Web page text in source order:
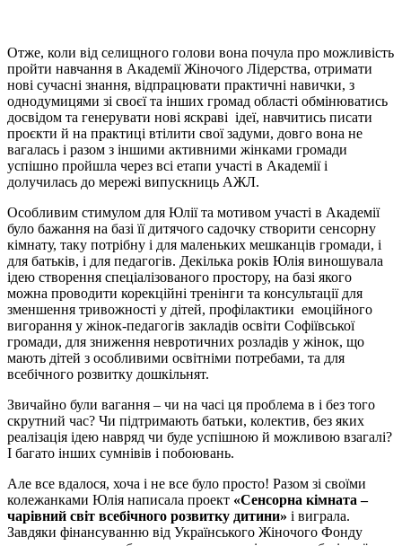
Отже, коли від селищного голови вона почула про можливість
пройти навчання в Академії Жіночого Лідерства, отримати
нові сучасні знання, відпрацювати практичні навички, з
однодумицями зі своєї та інших громад області обмінюватись
досвідом та генерувати нові яскраві ідеї, навчитись писати
проєкти й на практиці втілити свої задуми, довго вона не
вагалась і разом з іншими активними жінками громади
успішно пройшла через всі етапи участі в Академії і
долучилась до мережі випускниць АЖЛ.
Особливим стимулом для Юлії та мотивом участі в Академії
було бажання на базі її дитячого садочку створити сенсорну
кімнату, таку потрібну і для маленьких мешканців громади, і
для батьків, і для педагогів. Декілька років Юлія виношувала
ідею створення спеціалізованого простору, на базі якого
можна проводити корекційні тренінги та консультації для
зменшення тривожності у дітей, профілактики емоційного
вигорання у жінок-педагогів закладів освіти Софіївської
громади, для зниження невротичних розладів у жінок, що
мають дітей з особливими освітніми потребами, та для
всебічного розвитку дошкільнят.
Звичайно були вагання – чи на часі ця проблема в і без того
скрутний час? Чи підтримають батьки, колектив, без яких
реалізація ідею навряд чи буде успішною й можливою взагалі?
І багато інших сумнівів і побоювань.
Але все вдалося, хоча і не все було просто! Разом зі своїми
колежанками Юлія написала проект «Сенсорна кімната –
чарівний світ всебічного розвитку дитини» і виграла.
Завдяки фінансуванню від Українського Жіночого Фонду